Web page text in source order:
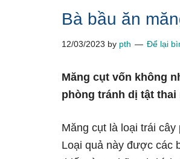
bé
Bà bầu ăn
12/03/2023 by pth Để lại
Măng cụt vốn không
phòng tránh dị tật thai
Măng cụt là loại trái
Loại quả này được các